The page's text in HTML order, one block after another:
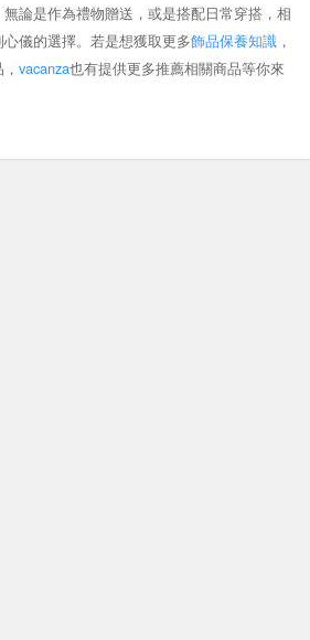
論是作為禮物贈送，或是搭配日常穿搭，相
儀的選擇。若是想獲取更多飾品保養知識 ，
vacanza也有提供更多推薦相關商品等你來